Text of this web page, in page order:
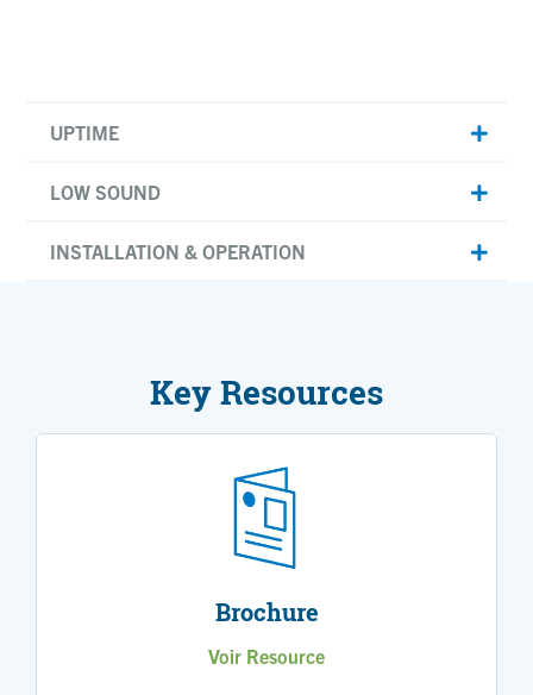
UPTIME
LOW SOUND
INSTALLATION & OPERATION
Key Resources
Brochure
Voir Resource